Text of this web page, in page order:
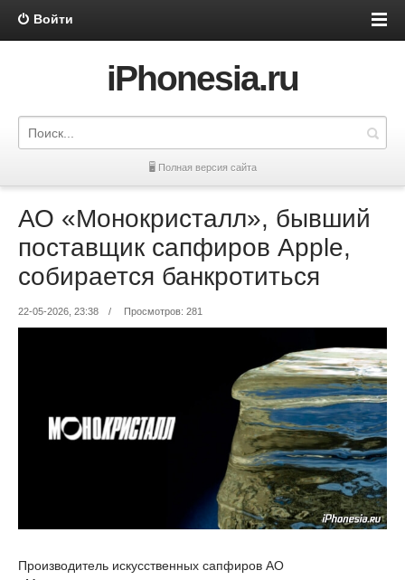
Войти
iPhonesia.ru
🖥 Полная версия сайта
АО «Монокристалл», бывший
поставщик сапфиров Apple,
собирается банкротиться
22-05-2026, 23:38 / Просмотров: 281
Производитель искусственных сапфиров АО